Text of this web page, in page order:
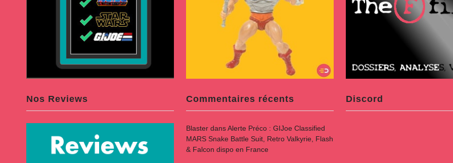
Nos Reviews Commentaires récents
Blaster dansAlerte Préco : GIJoe Classified
MARS Snake Battle Suit, Retro Valkyrie, Flash
& Falcon dispo en France
Discord